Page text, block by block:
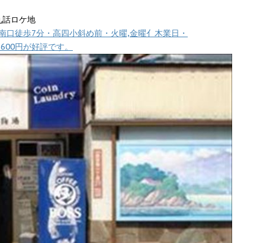
話ロケ地
口徒歩7分・高四小斜め前・火曜,金曜亻木業日・
円が好評です。